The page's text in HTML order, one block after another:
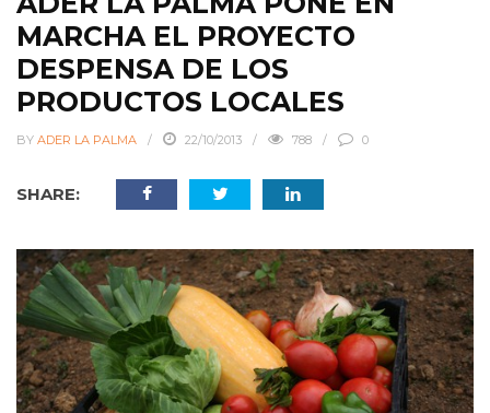
MARCHA EL PROYECTO
DESPENSA DE LOS
PRODUCTOS LOCALES
BY ADER LA PALMA 22/10/2013 788 0
SHARE: